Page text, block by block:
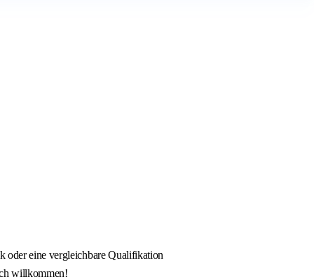
oder eine vergleichbare Qualifikation
willkommen!